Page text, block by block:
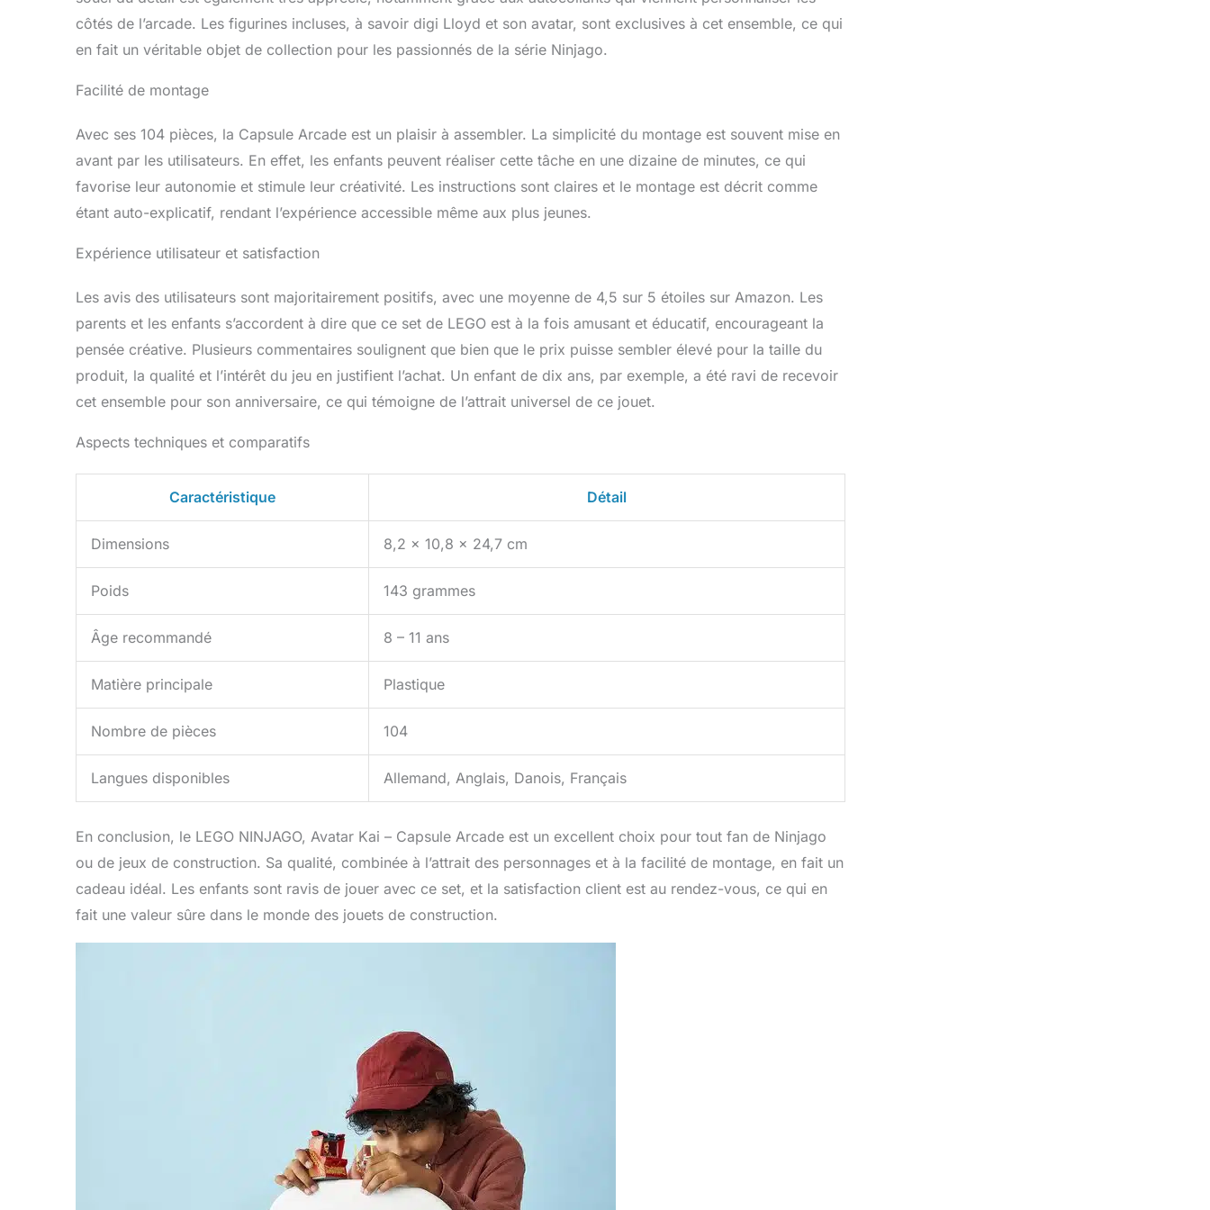
contre les forces du mal, à NINJAGO City et dans Prime Empire. Les briques
LEGO sont conformes aux normes industrielles les plus élevées, elles sont
donc uniformes et compatibles entre elles et peuvent toujours être
parfaitement séparées, et cela depuis plus de six décennies – aussi bien sur
côtés de l’arcade. Les figurines incluses, à savoir digi Lloyd et son avatar, sont exclusives à cet ensemble, ce qui
en fait un véritable objet de collection pour les passionnés de la série Ninjago.
Facilité de montage
Avec ses 104 pièces, la Capsule Arcade est un plaisir à assembler. La simplicité du montage est souvent mise en
avant par les utilisateurs. En effet, les enfants peuvent réaliser cette tâche en une dizaine de minutes, ce qui
favorise leur autonomie et stimule leur créativité. Les instructions sont claires et le montage est décrit comme
étant auto-explicatif, rendant l’expérience accessible même aux plus jeunes.
Expérience utilisateur et satisfaction
Les avis des utilisateurs sont majoritairement positifs, avec une moyenne de 4,5 sur 5 étoiles sur Amazon. Les
parents et les enfants s’accordent à dire que ce set de LEGO est à la fois amusant et éducatif, encourageant la
pensée créative. Plusieurs commentaires soulignent que bien que le prix puisse sembler élevé pour la taille du
produit, la qualité et l’intérêt du jeu en justifient l’achat. Un enfant de dix ans, par exemple, a été ravi de recevoir
cet ensemble pour son anniversaire, ce qui témoigne de l’attrait universel de ce jouet.
Aspects techniques et comparatifs
Caractéristique Détail
Dimensions 8,2 x 10,8 x 24,7 cm
Poids 143 grammes
Âge recommandé 8 – 11 ans
Matière principale Plastique
Nombre de pièces 104
Langues disponibles Allemand, Anglais, Danois, Français
En conclusion, le LEGO NINJAGO, Avatar Kai – Capsule Arcade est un excellent choix pour tout fan de Ninjago
ou de jeux de construction. Sa qualité, combinée à l’attrait des personnages et à la facilité de montage, en fait un
cadeau idéal. Les enfants sont ravis de jouer avec ce set, et la satisfaction client est au rendez-vous, ce qui en
fait une valeur sûre dans le monde des jouets de construction.